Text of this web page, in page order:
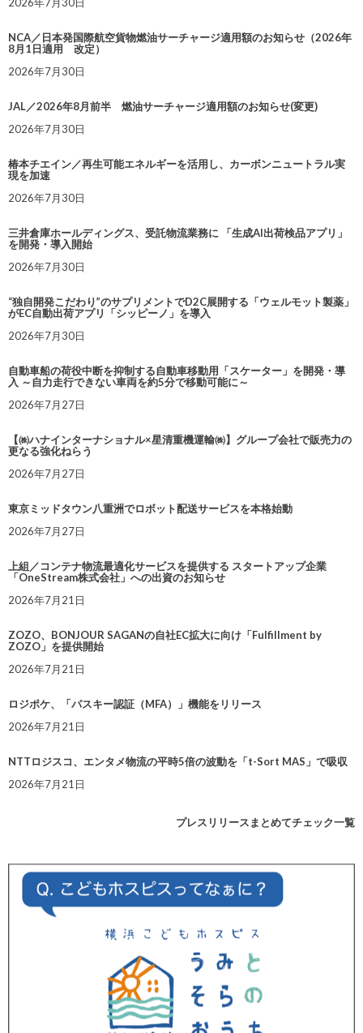
2026年7月30日
NCA／日本発国際航空貨物燃油サーチャージ適用額のお知らせ（2026年
8月1日適用 改定）
2026年7月30日
JAL／2026年8月前半 燃油サーチャージ適用額のお知らせ(変更)
2026年7月30日
椿本チエイン／再生可能エネルギーを活用し、カーボンニュートラル実
現を加速
2026年7月30日
三井倉庫ホールディングス、受託物流業務に 「生成AI出荷検品アプリ」
を開発・導入開始
2026年7月30日
“独自開発こだわり”のサプリメントでD2C展開する「ウェルモット製薬」
がEC自動出荷アプリ「シッピーノ」を導入
2026年7月30日
自動車船の荷役中断を抑制する自動車移動用「スケーター」を開発・導
入 ～自力走行できない車両を約5分で移動可能に～
2026年7月27日
【㈱ハナインターナショナル×星清重機運輸㈱】グループ会社で販売力の
更なる強化ねらう
2026年7月27日
東京ミッドタウン八重洲でロボット配送サービスを本格始動
2026年7月27日
上組／コンテナ物流最適化サービスを提供する スタートアップ企業
「OneStream株式会社」への出資のお知らせ
2026年7月21日
ZOZO、BONJOUR SAGANの自社EC拡大に向け「Fulfillment by
ZOZO」を提供開始
2026年7月21日
ロジポケ、「パスキー認証（MFA）」機能をリリース
2026年7月21日
NTTロジスコ、エンタメ物流の平時5倍の波動を「t-Sort MAS」で吸収
2026年7月21日
プレスリリースまとめてチェック一覧